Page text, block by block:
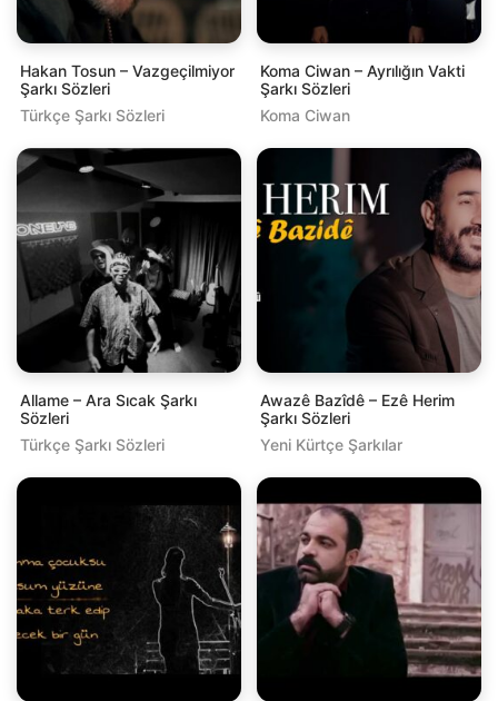
Hakan Tosun – Vazgeçilmiyor
Şarkı Sözleri
Türkçe Şarkı Sözleri
Koma Ciwan – Ayrılığın Vakti
Şarkı Sözleri
Koma Ciwan
Allame – Ara Sıcak Şarkı
Sözleri
Türkçe Şarkı Sözleri
Awazê Bazîdê – Ezê Herim
Şarkı Sözleri
Yeni Kürtçe Şarkılar